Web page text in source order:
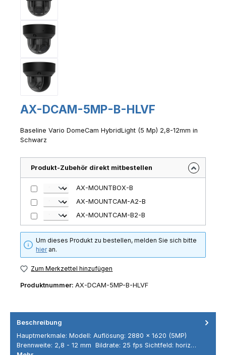
AX-DCAM-5MP-B-HLVF
Baseline Vario DomeCam HybridLight (5 Mp) 2,8-12mm in
Schwarz
Produkt-Zubehör direkt mitbestellen
AX-MOUNTBOX-B
AX-MOUNTCAM-A2-B
AX-MOUNTCAM-B2-B
Um dieses Produkt zu bestellen, melden Sie sich bitte
hieran.
Zum Merkzettel hinzufügen
Produktnummer: AX-DCAM-5MP-B-HLVF
Beschreibung
Hauptmerkmale: Modell: Auflösung: 2880 × 1620 (5MP)
Brennweite: 2,8 - 12 mm Bildrate: 25 fps Sichtfeld: horiz…